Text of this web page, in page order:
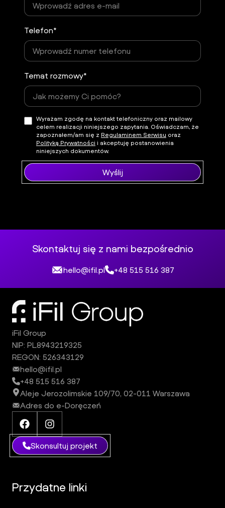
Telefon*
Temat rozmowy*
Wyrażam zgodę na kontakt telefoniczny oraz mailowy
celem realizacji niniejszego zapytania. Oświadczam, że
zapoznałem/am się z Regulaminem Serwisu oraz
Polityką Prywatności i akceptuję postanowienia
niniejszych dokumentów.
Wyślij
Skontaktuj się z nami bezpośrednio
hello@ifil.pl +48 515 516 387
iFil Group
NIP: PL8943219325
REGON: 526343129
hello@ifil.pl
+48 515 516 387
Aleje Jerozolimskie 109/70, 02-011 Warszawa
Adres do e-Doręczeń
Facebook iFil Group
Skonsultuj projekt
Przydatne linki